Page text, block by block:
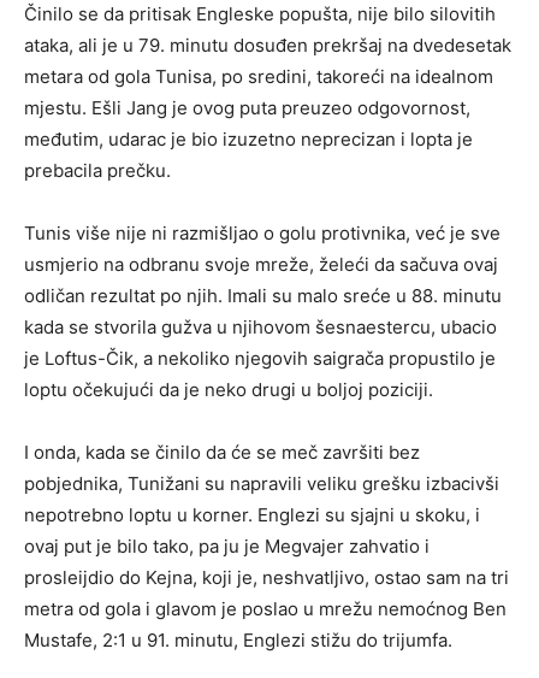
Činilo se da pritisak Engleske popušta, nije bilo silovitih
ataka, ali je u 79. minutu dosuđen prekršaj na dvedesetak
metara od gola Tunisa, po sredini, takoreći na idealnom
mjestu. Ešli Jang je ovog puta preuzeo odgovornost,
međutim, udarac je bio izuzetno neprecizan i lopta je
prebacila prečku.
Tunis više nije ni razmišljao o golu protivnika, već je sve
usmjerio na odbranu svoje mreže, želeći da sačuva ovaj
odličan rezultat po njih. Imali su malo sreće u 88. minutu
kada se stvorila gužva u njihovom šesnaestercu, ubacio
je Loftus-Čik, a nekoliko njegovih saigrača propustilo je
loptu očekujući da je neko drugi u boljoj poziciji.
I onda, kada se činilo da će se meč završiti bez
pobjednika, Tunižani su napravili veliku grešku izbacivši
nepotrebno loptu u korner. Englezi su sjajni u skoku, i
ovaj put je bilo tako, pa ju je Megvajer zahvatio i
prosleijdio do Kejna, koji je, neshvatljivo, ostao sam na tri
metra od gola i glavom je poslao u mrežu nemoćnog Ben
Mustafe, 2:1 u 91. minutu, Englezi stižu do trijumfa.